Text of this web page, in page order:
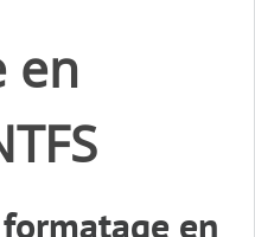
en
en